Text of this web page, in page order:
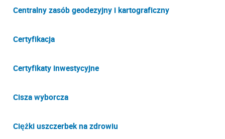
Centralny zasób geodezyjny i kartograficzny
Certyfikacja
Certyfikaty inwestycyjne
Cisza wyborcza
Ciężki uszczerbek na zdrowiu